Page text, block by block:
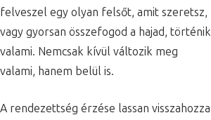
felveszel egy olyan felsőt, amit szeretsz,
vagy gyorsan összefogod a hajad, történik
valami. Nemcsak kívül változik meg
valami, hanem belül is.
A rendezettség érzése lassan visszahozza